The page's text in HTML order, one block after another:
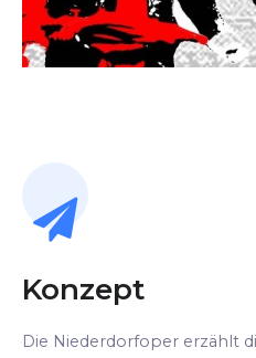
Konzept
Die Niederdorfoper erzählt